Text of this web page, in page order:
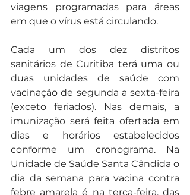
viagens programadas para áreas
em que o vírus está circulando.
Cada um dos dez distritos
sanitários de Curitiba terá uma ou
duas unidades de saúde com
vacinação de segunda a sexta-feira
(exceto feriados). Nas demais, a
imunização será feita ofertada em
dias e horários estabelecidos
conforme um cronograma. Na
Unidade de Saúde Santa Cândida o
dia da semana para vacina contra
febre amarela é na terça-feira, das